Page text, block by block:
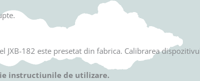
JXB-182 este presetat din fabrica. Calibrarea
instructiunile de utilizare.